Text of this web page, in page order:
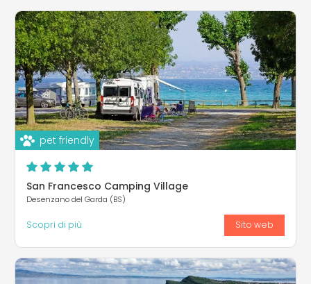
pet friendly
San Francesco Camping Village
Desenzano del Garda (BS)
Scopri di più Sito web